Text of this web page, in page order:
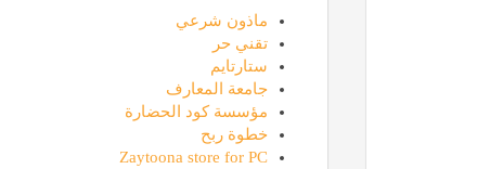
ماذون شرعي
تقني حر
ستارتايم
جامعة المعارف
مؤسسة كود الحضارة
خطوة ربح
Zaytoona store for PC